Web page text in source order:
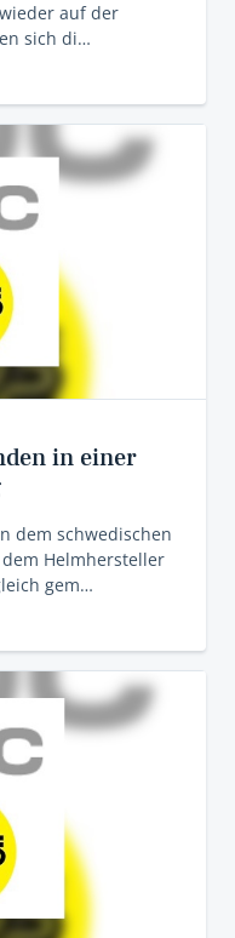
auf der
sich di…
in einer
dem schwedischen
Helmhersteller
gem…